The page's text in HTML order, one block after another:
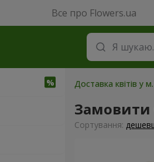
Все про Flowers.ua
Доставка квітів у
Замовити
Сортування: